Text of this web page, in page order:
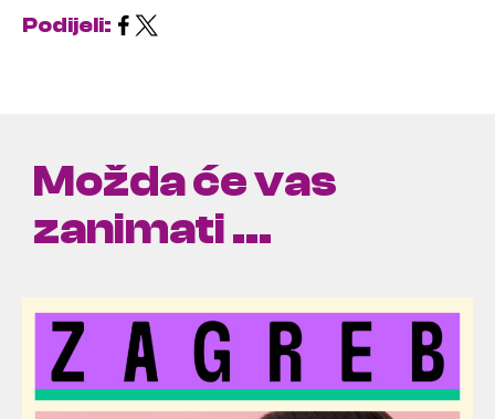
Podijeli:
Možda će vas
zanimati ...